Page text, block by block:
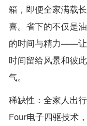
箱，即便全家满载
喜。省下的不仅是
的时间与精力——让
时间留给风景和彼
气。
稀缺性：全家人出
Four电子四驱技术